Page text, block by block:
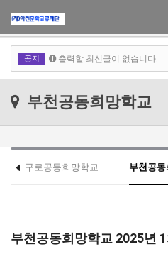
공지
출력할 최신글이 없습니다.
출력할 최신글이 없습니다.
출력할 최신글이 없습니다.
부천공동희망학교
구로공동희망학교 부천공
부천공동희망학교 2025년